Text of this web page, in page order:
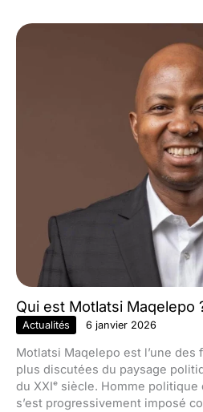
Qui est Motlatsi Maqelepo
Actualités 6 janvier 2026
Motlatsi Maqelepo est l’une
plus discutées du paysage
du XXIᵉ siècle. Homme politique
s’est progressivement imposé